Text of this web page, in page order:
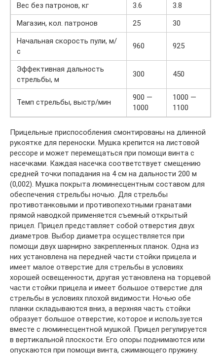
Вес без патронов, кг
3.6
3.8
Магазин, кол. патронов
25
30
Начальная скорость пули, м/
с
960 925
Эффективная дальность
стрельбы, м
300 450
Темп стрельбы, выстр/мин
900 —
1000
1000 —
1100
Прицельные приспособления смонтированы на длинной
рукоятке для переноски. Мушка крепится на листовой
рессоре и может перемещаться при помощи винта с
насечками. Каждая насечка соответствует смещению
средней точки попадания на 4 см на дальности 200 м
(0,002). Мушка покрыта люминесцентным составом для
обеспечения стрельбы ночью. Для стрельбы
противотанковыми и противопехотными гранатами
прямой наводкой применяется съемный открытый
прицел. Прицел представляет собой отверстия двух
диаметров. Выбор диаметра осуществляется при
помощи двух шарнирно закрепленных планок. Одна из
них установлена на передней части стойки прицела и
имеет малое отверстие для стрельбы в условиях
хорошей освещенности, другая установлена на торцевой
части стойки прицела и имеет большое отверстие для
стрельбы в условиях плохой видимости. Ночью обе
планки складываются вниз, а верхняя часть стойки
образует большое отверстие, которое и используется
вместе с люминесцентной мушкой. Прицел регулируется
в вертикальной плоскости. Его опоры поднимаются или
опускаются при помощи винта, сжимающего пружину.